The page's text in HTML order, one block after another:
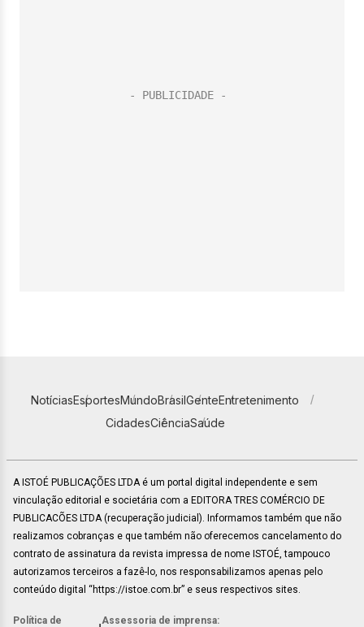
NotíciasEsportesMundoBrasilGenteEntretenimento
CidadesCiênciaSaúde
A ISTOÉ PUBLICAÇÕES LTDA é um portal digital independente e sem
vinculação editorial e societária com a EDITORA TRES COMÉRCIO DE
PUBLICACÕES LTDA (recuperação judicial). Informamos também que não
realizamos cobranças e que também não oferecemos cancelamento do
contrato de assinatura da revista impressa de nome ISTOÉ, tampouco
autorizamos terceiros a fazê-lo, nos responsabilizamos apenas pelo
conteúdo digital “https://istoe.com.br” e seus respectivos sites.
Política de Assessoria de imprensa: